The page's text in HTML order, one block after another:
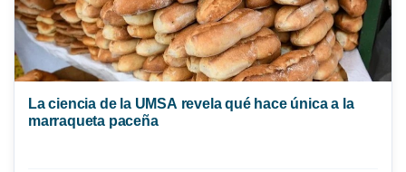
La ciencia de la UMSA revela qué hace única a la
marraqueta paceña